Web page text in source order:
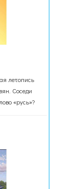
летопись
Соседи
«русь»?